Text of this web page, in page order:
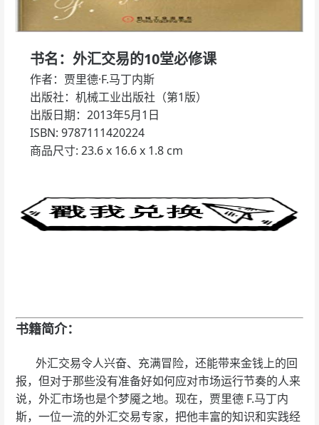
书名：外汇交易的10堂必修课
作者：贾里德·F.马丁内斯
出版社：机械工业出版社（第1版）
出版日期：2013年5月1日
ISBN: 9787111420224
商品尺寸: 23.6 x 16.6 x 1.8 cm
书籍简介：
外汇交易令人兴奋、充满冒险，还能带来金钱上的回
报，但对于那些没有准备好如何应对市场运行节奏的人来
说，外汇市场也是个梦魇之地。现在，贾里德 F.马丁内
斯，一位一流的外汇交易专家，把他丰富的知识和实践经